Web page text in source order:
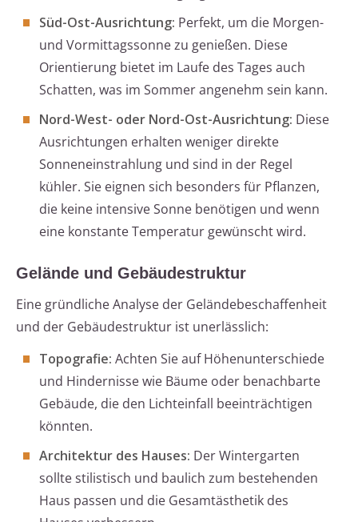
Süd-Ost-Ausrichtung: Perfekt, um die Morgen-
und Vormittagssonne zu genießen. Diese
Orientierung bietet im Laufe des Tages auch
Schatten, was im Sommer angenehm sein kann.
Nord-West- oder Nord-Ost-Ausrichtung: Diese
Ausrichtungen erhalten weniger direkte
Sonneneinstrahlung und sind in der Regel
kühler. Sie eignen sich besonders für Pflanzen,
die keine intensive Sonne benötigen und wenn
eine konstante Temperatur gewünscht wird.
Gelände und Gebäudestruktur
Eine gründliche Analyse der Geländebeschaffenheit
und der Gebäudestruktur ist unerlässlich:
Topografie: Achten Sie auf Höhenunterschiede
und Hindernisse wie Bäume oder benachbarte
Gebäude, die den Lichteinfall beeinträchtigen
könnten.
Architektur des Hauses: Der Wintergarten
sollte stilistisch und baulich zum bestehenden
Haus passen und die Gesamtästhetik des